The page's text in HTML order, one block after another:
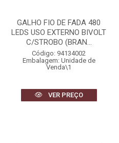
GALHO FIO DE FADA 480
LEDS USO EXTERNO BIVOLT
C/STROBO (BRAN...
Código: 94134002
Embalagem: Unidade de
Venda\1
VER PREÇO